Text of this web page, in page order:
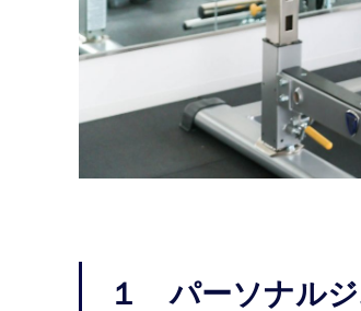
１ パーソナルジ